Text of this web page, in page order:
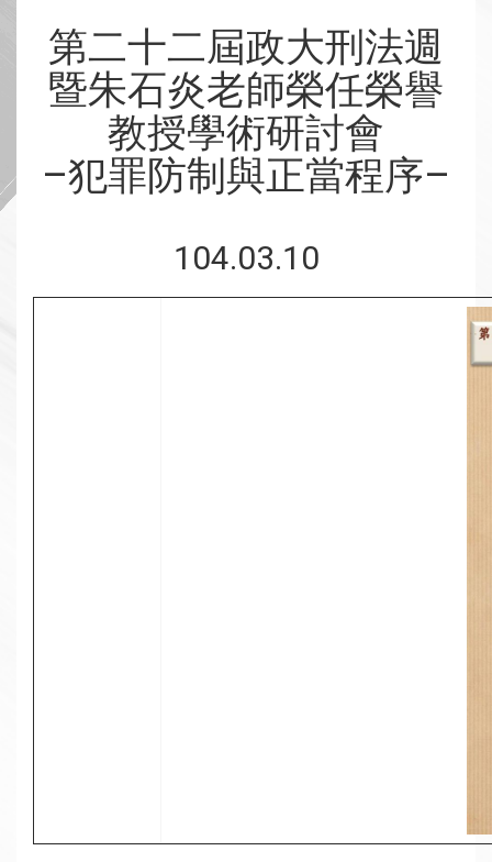
第二十二屆政大刑法週
暨朱石炎老師榮任榮譽
教授學術研討會
–犯罪防制與正當程序–
104.03.10